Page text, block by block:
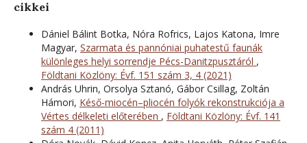
cikkei
Dániel Bálint Botka, Nóra Rofrics, Lajos Katona, Imre
Magyar, Szarmata és pannóniai puhatestű faunák
különleges helyi sorrendje Pécs-Danitzpusztáról ,
Földtani Közlöny: Évf. 151 szám 3, 4 (2021)
András Uhrin, Orsolya Sztanó, Gábor Csillag, Zoltán
Hámori, Késő-miocén–pliocén folyók rekonstrukciója a
Vértes délkeleti előterében , Földtani Közlöny: Évf. 141
szám 4 (2011)